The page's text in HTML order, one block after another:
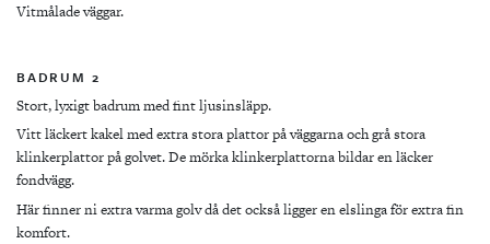
Vitmålade väggar.
BADRUM 2
Stort, lyxigt badrum med fint ljusinsläpp.
Vitt läckert kakel med extra stora plattor på väggarna och grå stora
klinkerplattor på golvet. De mörka klinkerplattorna bildar en läcker
fondvägg.
Här finner ni extra varma golv då det också ligger en elslinga för extra fin
komfort.